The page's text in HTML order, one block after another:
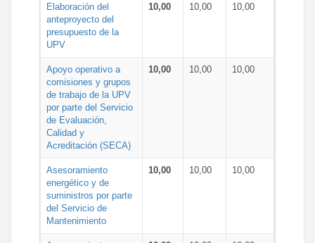
Elaboración del
anteproyecto del
presupuesto de la
UPV
10,00 10,00 10,00
Apoyo operativo a
comisiones y grupos
de trabajo de la UPV
por parte del Servicio
de Evaluación,
Calidad y
Acreditación (SECA)
10,00 10,00 10,00
Asesoramiento
energético y de
suministros por parte
del Servicio de
Mantenimiento
10,00 10,00 10,00